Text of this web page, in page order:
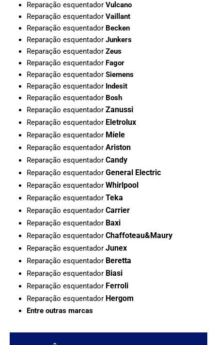
Reparação esquentador Vulcano
Reparação esquentador Vaillant
Reparação esquentador Becken
Reparação esquentador Junkers
Reparação esquentador Zeus
Reparação esquentador Fagor
Reparação esquentador Siemens
Reparação esquentador Indesit
Reparação esquentador Bosh
Reparação esquentador Zanussi
Reparação esquentador Eletrolux
Reparação esquentador Míele
Reparação esquentador Ariston
Reparação esquentador Candy
Reparação esquentador General Electric
Reparação esquentador Whirlpool
Reparação esquentador Teka
Reparação esquentador Carrier
Reparação esquentador Baxi
Reparação esquentador Chaffoteau&Maury
Reparação esquentador Junex
Reparação esquentador Beretta
Reparação esquentador Biasi
Reparação esquentador Ferroli
Reparação esquentador Hergom
Entre outras marcas